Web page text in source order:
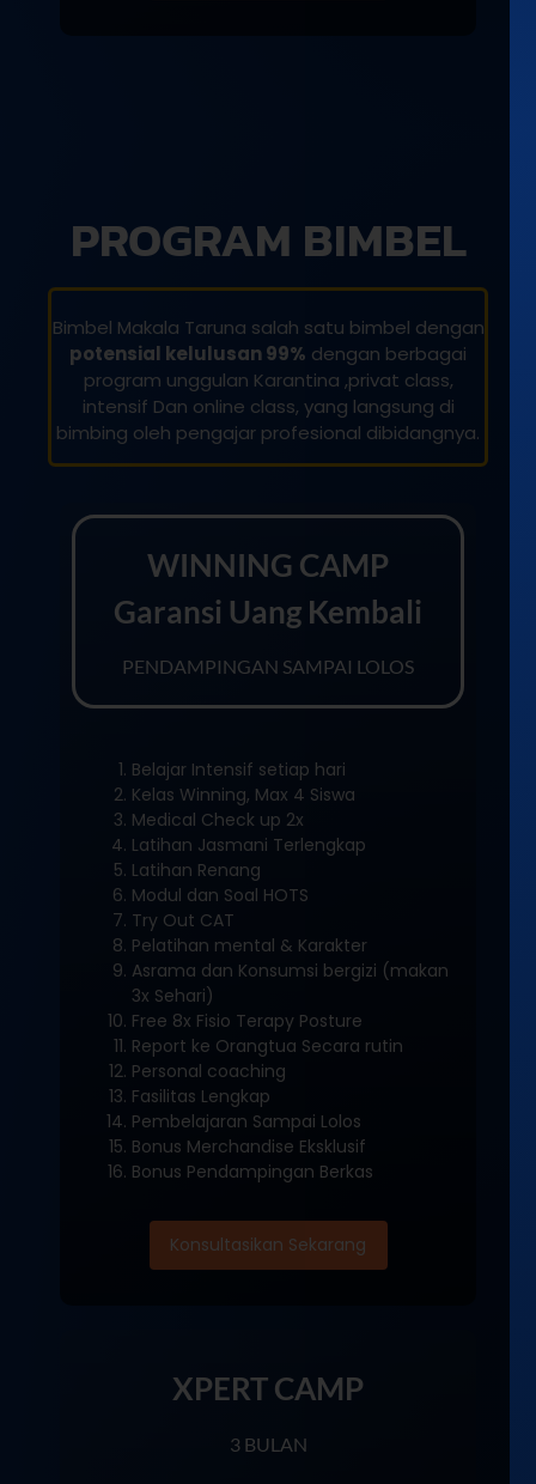
PROGRAM BIMBEL
Bimbel Makala Taruna salah satu bimbel dengan
potensial kelulusan 99% dengan berbagai
program unggulan Karantina ,privat class,
intensif Dan online class, yang langsung di
bimbing oleh pengajar profesional dibidangnya.
WINNING CAMP
Garansi Uang Kembali
PENDAMPINGAN SAMPAI LOLOS
Belajar Intensif setiap hari
Kelas Winning, Max 4 Siswa
Medical Check up 2x
Latihan Jasmani Terlengkap
Latihan Renang
Modul dan Soal HOTS
Try Out CAT
Pelatihan mental & Karakter
Asrama dan Konsumsi bergizi (makan
3x Sehari)
Free 8x Fisio Terapy Posture
Report ke Orangtua Secara rutin
Personal coaching
Fasilitas Lengkap
Pembelajaran Sampai Lolos
Bonus Merchandise Eksklusif
Bonus Pendampingan Berkas
Konsultasikan Sekarang
XPERT CAMP
3 BULAN